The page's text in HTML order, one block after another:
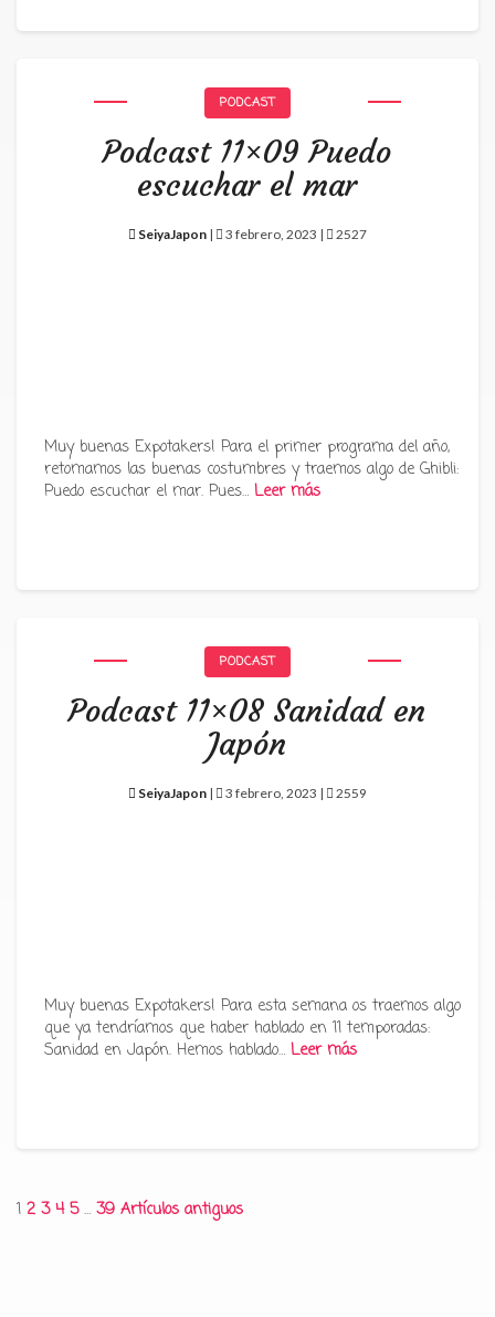
PODCAST
Podcast 11×09 Puedo
escuchar el mar
SeiyaJapon | 3 febrero, 2023 | 2527
Muy buenas Expotakers! Para el primer programa del año,
retomamos las buenas costumbres y traemos algo de Ghibli:
Puedo escuchar el mar. Pues… Leer más
PODCAST
Podcast 11×08 Sanidad en
Japón
SeiyaJapon | 3 febrero, 2023 | 2559
Muy buenas Expotakers! Para esta semana os traemos algo
que ya tendríamos que haber hablado en 11 temporadas:
Sanidad en Japón. Hemos hablado… Leer más
Paginación
1 2 3 4 5 … 39 Artículos antiguos